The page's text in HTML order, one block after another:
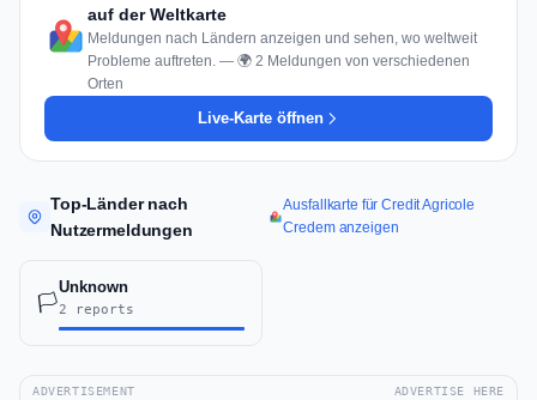
auf der Weltkarte
Meldungen nach Ländern anzeigen und sehen, wo weltweit
Probleme auftreten. — 🌍 2 Meldungen von verschiedenen
Orten
Live-Karte öffnen
Top-Länder nach
Nutzermeldungen
Ausfallkarte für Credit Agricole
Credem anzeigen
🏳️
Unknown
2 reports
ADVERTISEMENT ADVERTISE HERE